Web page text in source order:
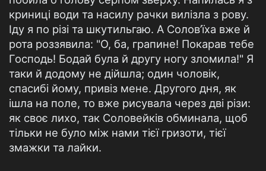
криниці води та насилу рачки вилізла з рову.
Іду я по різі та шкутильгаю. А Солов’їха вже й
рота роззявила: "О, ба, грапине! Покарав тебе
Господь! Бодай була й другу ногу зломила!" Я
таки й додому не дійшла; один чоловік,
спасибі йому, привіз мене. Другого дня, як
ішла на поле, то вже рисувала через дві різи:
як своє лихо, так Соловейків обминала, щоб
тільки не було між нами тієї гризоти, тієї
змажки та лайки.